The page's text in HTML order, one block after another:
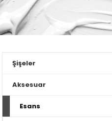
Şişeler
Aksesuar
Esans